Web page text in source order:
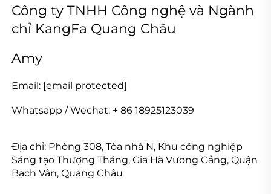
Công ty TNHH Công nghệ và Ngành
chỉ KangFa Quang Châu
Amy
Email: [email protected]
Whatsapp / Wechat: + 86 18925123039
Địa chỉ: Phòng 308, Tòa nhà N, Khu công nghiệp
Sáng tạo Thượng Thăng, Gia Hà Vương Cảng, Quận
Bạch Vân, Quảng Châu